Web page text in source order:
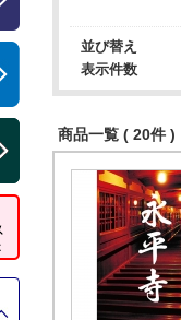
並び替え
表示件数
商品一覧 ( 20件 )